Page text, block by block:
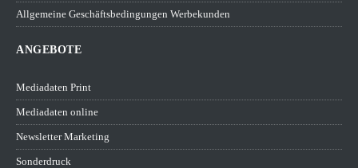
Allgemeine Geschäftsbedingungen Werbekunden
ANGEBOTE
Mediadaten Print
Mediadaten online
Newsletter Marketing
Sonderdruck